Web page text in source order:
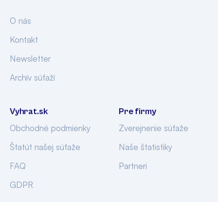
O nás
Kontakt
Newsletter
Archív súťaží
Vyhrat.sk
Obchodné podmienky
Štatút našej súťaže
FAQ
GDPR
Pre firmy
Zverejnenie súťaže
Naše štatistiky
Partneri